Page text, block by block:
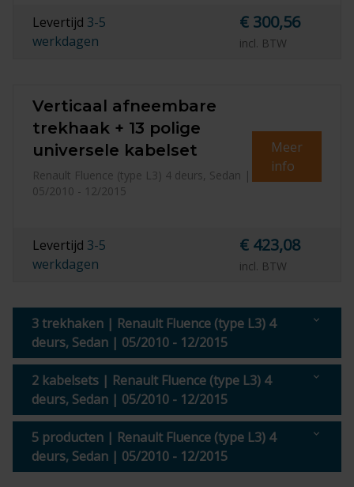
Levertijd 3-5
werkdagen
€ 300,56
incl. BTW
Verticaal afneembare
trekhaak + 13 polige
universele kabelset
Renault Fluence (type L3) 4 deurs, Sedan |
05/2010 - 12/2015
Meer
info
Levertijd 3-5
werkdagen
€ 423,08
incl. BTW
3 trekhaken | Renault Fluence (type L3) 4
deurs, Sedan | 05/2010 - 12/2015
2 kabelsets | Renault Fluence (type L3) 4
deurs, Sedan | 05/2010 - 12/2015
5 producten | Renault Fluence (type L3) 4
deurs, Sedan | 05/2010 - 12/2015